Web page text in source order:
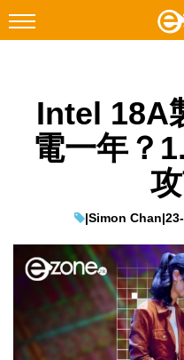
Facebook Instagram
科技焦點
教學評測
EduTech
生成式AI與雲端應用
Intel 18A
電一年？
|Simon Chan|